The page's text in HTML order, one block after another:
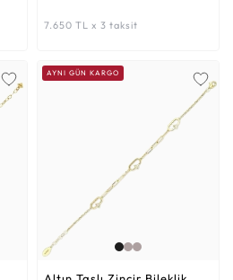
7.650 TL x 3 taksit
AYNI GÜN KARGO